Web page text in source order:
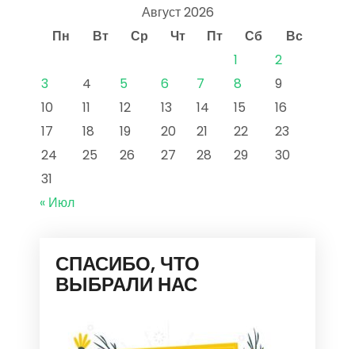
Август 2026
Пн
Вт Ср Чт Пт Сб
Вс
1
2
3
4 5 6 7 8
9
10
11 12 13 14 15
16
17
18 19 20 21 22
23
24
25 26 27 28 29
30
31
« Июл
СПАСИБО, ЧТО
ВЫБРАЛИ НАС